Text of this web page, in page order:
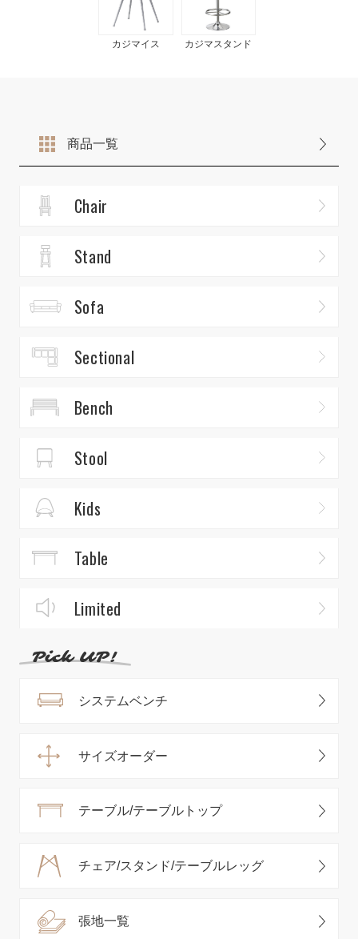
カジマイス カジマスタンド
商品一覧
Chair
Stand
Sofa
Sectional
Bench
Stool
Kids
Table
Limited
システムベンチ
サイズオーダー
テーブル/テーブルトップ
チェア/スタンド/テーブルレッグ
張地一覧